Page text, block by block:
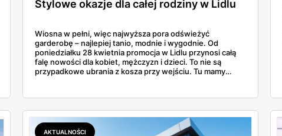
Stylowe okazje dla całej rodziny w Lidlu
Wiosna w pełni, więc najwyższa pora odświeżyć
garderobę – najlepiej tanio, modnie i wygodnie. Od
poniedziałku 28 kwietnia promocja w Lidlu przynosi całą
falę nowości dla kobiet, mężczyzn i dzieci. To nie są
przypadkowe ubrania z kosza przy wejściu. Tu mamy
siateczki. W tej gazetce dzieje się naprawdę dużo, więc
zamiast się rozpisywać – wejdźmy od razu w temat.
Sprawdźmy, co ciekawego oferuje moda z Lidla, która
łączy jakość z niską ceną lepiej niż niejeden butik.
AKTUALNOŚCI